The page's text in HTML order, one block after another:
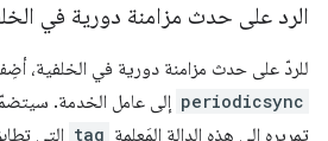
الرد على حدث مزامنة دورية في
للردّ على حدث مزامنة دورية في الخلفية،
periodicsync إلى عامل الخدمة.
تمريره إلى هذه الدالة المَعلمة tag التي